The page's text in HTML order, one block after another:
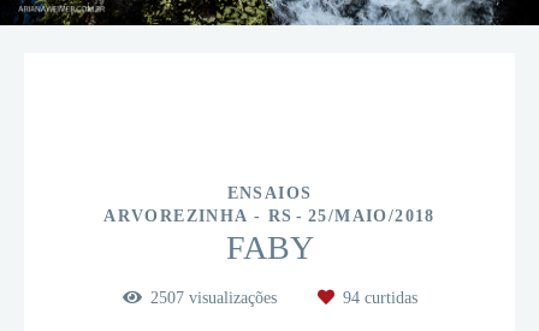
ENSAIOS
ARVOREZINHA - RS
25/MAIO/2018
FABY
2507visualizações 94curtidas